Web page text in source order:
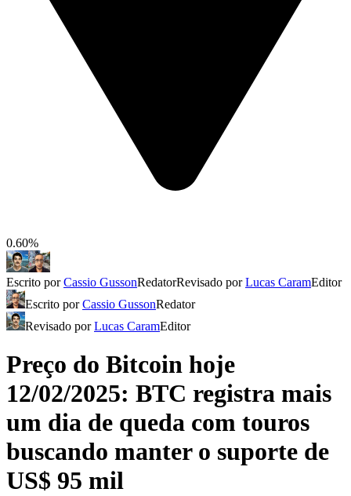
0.60%
Escrito porCassio GussonRedatorRevisado porLucas CaramEditor
Escrito porCassio GussonRedator
Revisado porLucas CaramEditor
Preço do Bitcoin hoje
12/02/2025: BTC registra mais
um dia de queda com touros
buscando manter o suporte de
US$ 95 mil